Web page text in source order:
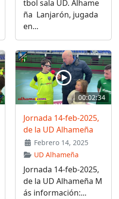
tbol sala UD. Alhame
ña Lanjarón, jugada
en...
00:02:34
Jornada 14-feb-2025,
de la UD Alhameña
Febrero 14, 2025
UD Alhameña
Jornada 14-feb-2025,
de la UD Alhameña M
ás información:...